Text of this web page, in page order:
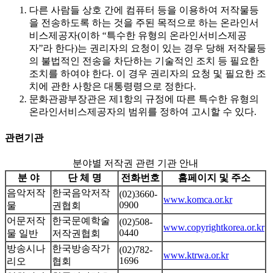
다른 사람들 상호 간에 컴퓨터 등을 이용하여 저작물등
을 전송하도록 하는 것을 주된 목적으로 하는 온라인서
비스제공자(이하 “특수한 유형의 온라인서비스제공
자”라 한다)는 권리자의 요청이 있는 경우 당해 저작물등
의 불법적인 전송을 차단하는 기술적인 조치 등 필요한
조치를 하여야 한다. 이 경우 권리자의 요청 및 필요한 조
치에 관한 사항은 대통령령으로 정한다.
문화관광부장관은 제1항의 규정에 따른 특수한 유형의
온라인서비스제공자의 범위를 정하여 고시할 수 있다.
관련기관
분야별 저작권 관련 기관 안내
분 야
단 체 명 전화번호
홈페이지 및 주소
음악저작
물
한국음악저작
권협회
(02)3660-
0900
www.komca.or.kr
어문저작
물 일반
한국문예학술
저작권협회
(02)508-
0440
www.copyrightkorea.or.kr
방송시나
리오
한국방송작가
협회
(02)782-
1696
www.ktrwa.or.kr